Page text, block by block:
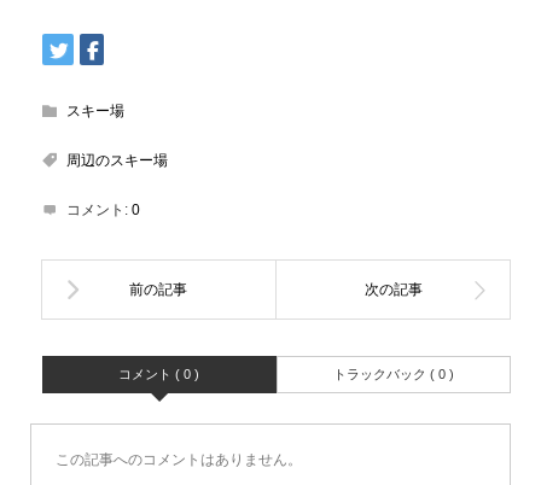
スキー場
周辺のスキー場
コメント: 0
コメント ( 0 ) トラックバック ( 0 )
この記事へのコメントはありません。